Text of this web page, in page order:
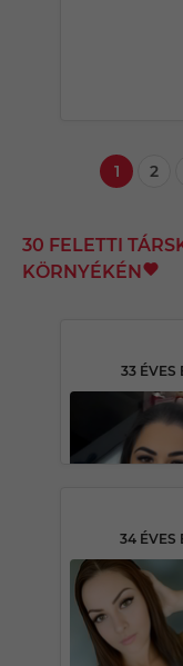
1 2
30 FELETTI
KÖRNYÉKÉN
33 ÉVES
34 ÉVES